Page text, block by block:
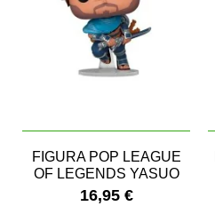
FIGURA POP LEAGUE
OF LEGENDS YASUO
16,95 €